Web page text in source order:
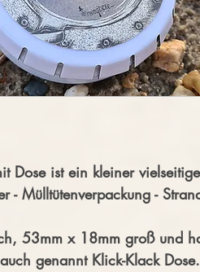
Dose ist ein kleiner
- Mülltütenverpackung -
53mm x 18mm groß und
genannt Klick-Klack Dose.